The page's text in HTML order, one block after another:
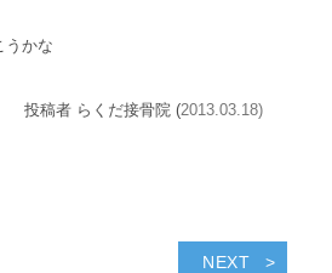
うかな
投稿者 らくだ接骨院 (2013.03.18)
NEXT